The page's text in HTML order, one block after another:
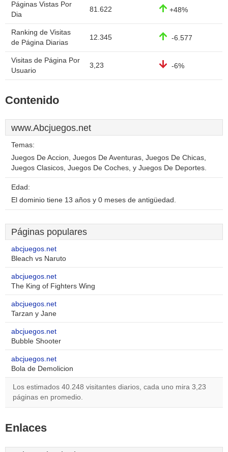
Páginas Vistas Por
Dia
81.622 +48%
Ranking de Visitas
de Página Diarias
12.345 -6.577
Visitas de Página Por
Usuario
3,23 -6%
Contenido
www.Abcjuegos.net
Temas:
Juegos De Accion, Juegos De Aventuras, Juegos De Chicas,
Juegos Clasicos, Juegos De Coches, y Juegos De Deportes.
Edad:
El dominio tiene 13 años y 0 meses de antigüedad.
Páginas populares
abcjuegos.net
Bleach vs Naruto
abcjuegos.net
The King of Fighters Wing
abcjuegos.net
Tarzan y Jane
abcjuegos.net
Bubble Shooter
abcjuegos.net
Bola de Demolicion
Los estimados 40.248 visitantes diarios, cada uno mira 3,23
páginas en promedio.
Enlaces